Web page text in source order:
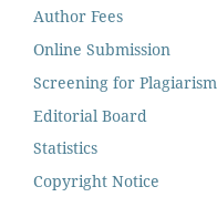
Author Fees
Online Submission
Screening for Plagiarism
Editorial Board
Statistics
Copyright Notice